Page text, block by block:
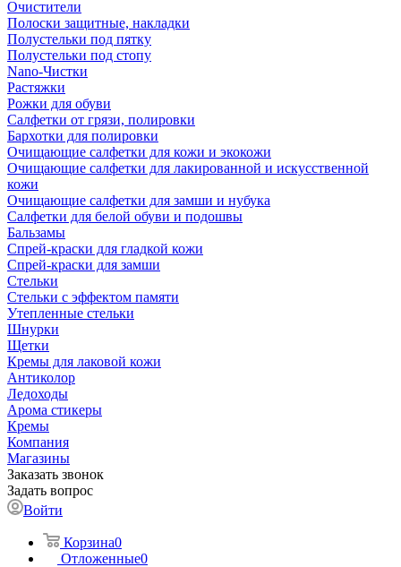
Очистители
Полоски защитные, накладки
Полустельки под пятку
Полустельки под стопу
Nano-Чистки
Растяжки
Рожки для обуви
Салфетки от грязи, полировки
Бархотки для полировки
Очищающие салфетки для кожи и экокожи
Очищающие салфетки для лакированной и искусственной
кожи
Очищающие салфетки для замши и нубука
Салфетки для белой обуви и подошвы
Бальзамы
Спрей-краски для гладкой кожи
Спрей-краски для замши
Стельки
Стельки с эффектом памяти
Утепленные стельки
Шнурки
Щетки
Кремы для лаковой кожи
Антиколор
Ледоходы
Арома стикеры
Кремы
Компания
Магазины
Заказать звонок
Задать вопрос
Войти
Корзина0
Отложенные0